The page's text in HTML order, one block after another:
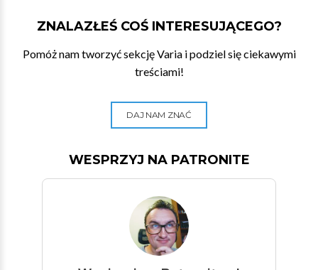
ZNALAZŁEŚ COŚ INTERESUJĄCEGO?
Pomóż nam tworzyć sekcję Varia i podziel się ciekawymi
treściami!
DAJ NAM ZNAĆ
WESPRZYJ NA PATRONITE